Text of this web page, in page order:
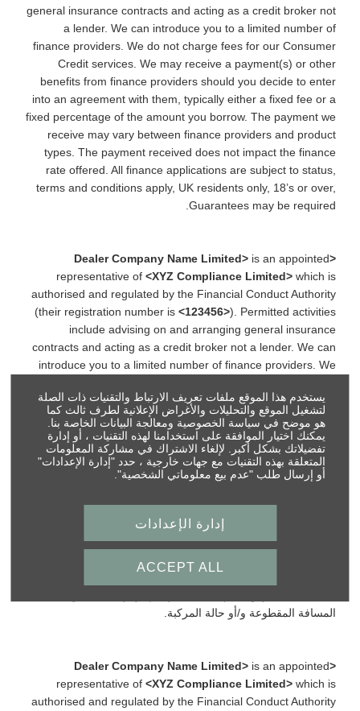
يستخدم هذا الموقع ملفات تعريف الارتباط والتقنيات ذات الصلة
لتشغيل الموقع والتحليلات والأغراض الإعلانية لطرف ثالث كما
هو موضح في سياسة الخصوصية ومعالجة البيانات الخاصة بنا.
يمكنك اختيار الموافقة على استخدامنا لهذه التقنيات ، أو إدارة
تفضيلاتك بشكل أكبر. لإلغاء الاشتراك في مشاركة المعلومات
المتعلقة بهذه التقنيات مع جهات خارجية ، حدد "إدارة الإعدادات"
أو إرسال طلب "عدم بيع معلوماتي الشخصية".
إدارة الإعدادات
ACCEPT ALL
general insurance contracts and acting as a credit broker not
a lender. We can introduce you to a limited number of
finance providers. We do not charge fees for our Consumer
Credit services. We may receive a payment(s) or other
benefits from finance providers should you decide to enter
into an agreement with them, typically either a fixed fee or a
fixed percentage of the amount you borrow. The payment we
receive may vary between finance providers and product
types. The payment received does not impact the finance
rate offered. All finance applications are subject to status,
terms and conditions apply, UK residents only, 18’s or over,
Guarantees may be required.
<Dealer Company Name Limited>
is an appointed
representative of <XYZ Compliance Limited> which is
authorised and regulated by the Financial Conduct Authority
(their registration number is <123456>). Permitted activities
include advising on and arranging general insurance
contracts and acting as a credit broker not a lender. We can
introduce you to a limited number of finance providers. We
may receive a payment(s) or other benefits from finance
providers should you decide to enter into an agreement with
them, typically either a fixed fee or a fixed percentage of the
amount you borrow. The payment we receive may vary
between finance providers and product types. The payment
applications are subject to status, terms and conditions apply,
UK residents only, 18’s or over, Guarantees may be required.
المسافة المقطوعة و/أو حالة المركبة.
<Dealer Company Name Limited>
is an appointed
representative of <XYZ Compliance Limited> which is
authorised and regulated by the Financial Conduct Authority